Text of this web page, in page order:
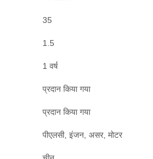
35
1.5
1 वर्ष
प्रदान किया गया
प्रदान किया गया
पीएलसी, इंजन, असर, मोटर